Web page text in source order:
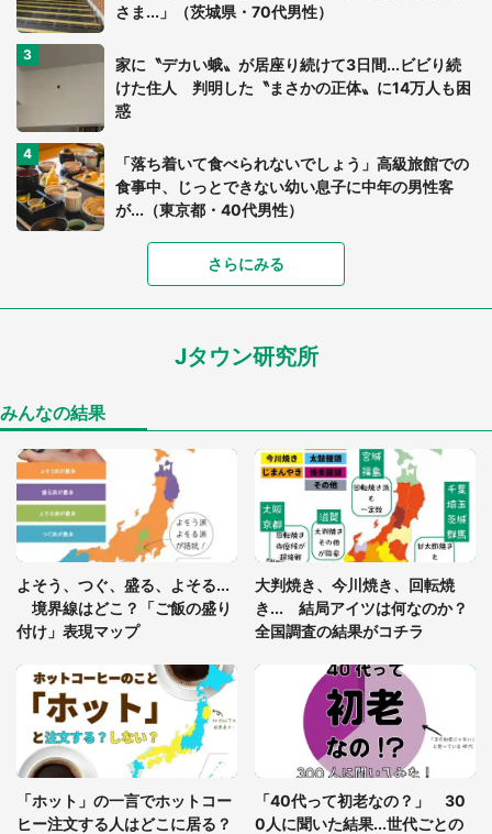
さま...」（茨城県・70代男性）
家に〝デカい蛾〟が居座り続けて3日間...ビビり続
けた住人 判明した〝まさかの正体〟に14万人も困
惑
「落ち着いて食べられないでしょう」高級旅館での
食事中、じっとできない幼い息子に中年の男性客
が...（東京都・40代男性）
「富豪すぎ」1歳息子の〝店頭駄々こね〟の内容に1.
7万人驚がく 「お菓子売り場ならまだしも...」「ハ
ードル高い」
あまりにも四角すぎる猫、激写される 「これもう
「閉所恐怖症の私は新幹線で大パニック。隣席の青
年に『手を繋いで』とお願いしたら...」 体験談に
8万人感動
グっちゃってた〝野生の野菜〟に6.5万人戦慄
「○○がない街に住んでいます」住人の呟きに30万
人驚がく 何が存在しないか、あなたはわかる？
「修学旅行に途中参加する娘を送って行ったら、真
っ暗な道で遭難状態。なんとか見つけた民家に助け
を求めると、住人の男性が...」
さらにみる
Jタウン研究所
みんなの結果
よそう、つぐ、盛る、よそる...
境界線はどこ？「ご飯の盛り
付け」表現マップ
大判焼き、今川焼き、回転焼
き... 結局アイツは何なのか？
全国調査の結果がコチラ
「ホット」の一言でホットコー
ヒー注文する人はどこに居る？
「40代って初老なの？」 30
0人に聞いた結果...世代ごとの